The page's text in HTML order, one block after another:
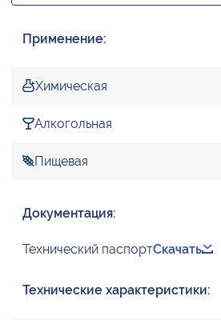
Применение:
Химическая
Алкогольная
Пищевая
Документация:
Технический паспортСкачать
Технические характеристики: